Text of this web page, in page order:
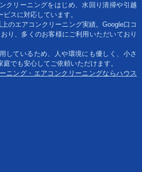
クリーニングをはじめ、水回り清掃や引越
スに対応しています。
のエアコンクリーニング実績。Google口コ
り、多くのお客様にご利用いただいており
しているため、人や環境にも優しく、小さ
でも安心してご依頼いただけます。
ニング・エアコンクリーニングならハウス